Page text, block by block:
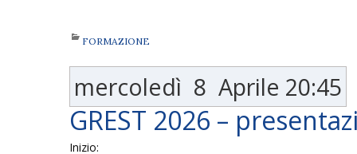
FORMAZIONE
mercoledì 8 Aprile 20:45
GREST 2026 –
Inizio: